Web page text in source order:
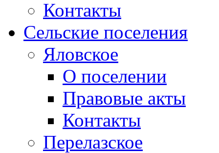
Контакты
Сельские поселения
Яловское
О поселении
Правовые акты
Контакты
Перелазское